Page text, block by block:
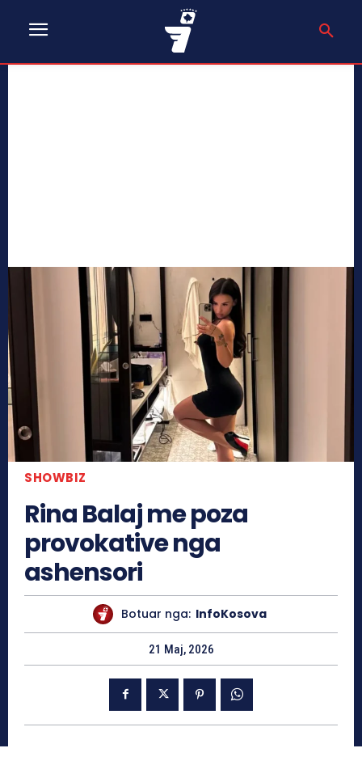
SHOWBIZ
Rina Balaj me poza
provokative nga
ashensori
Botuar nga: InfoKosova
21 Maj, 2026